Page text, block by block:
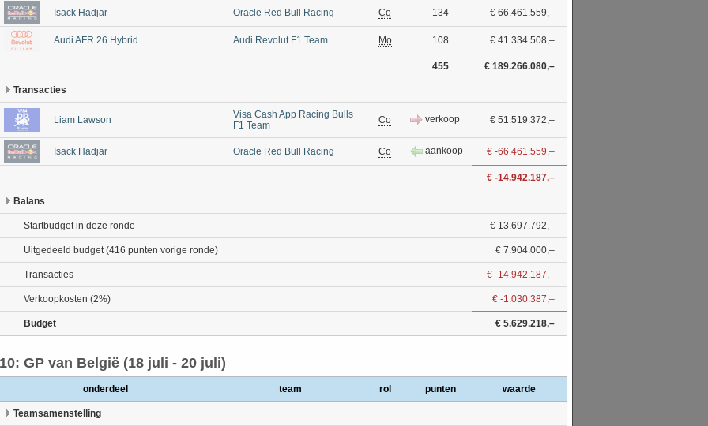
Isack Hadjar Oracle Red Bull Racing Co 134 € 66.461.559,–
Audi AFR 26 Hybrid Audi Revolut F1 Team Mo 108 € 41.334.508,–
455 € 189.266.080,–
Transacties
Liam Lawson
Visa Cash App Racing Bulls
F1 Team
Co verkoop € 51.519.372,–
Isack Hadjar Oracle Red Bull Racing Co aankoop € -66.461.559,–
€ -14.942.187,–
Balans
Startbudget in deze ronde € 13.697.792,–
Uitgedeeld budget (416 punten vorige ronde) € 7.904.000,–
Transacties € -14.942.187,–
Verkoopkosten (2%) € -1.030.387,–
Budget € 5.629.218,–
GP van België (18 juli - 20 juli)
onderdeel team rol punten waarde
Teamsamenstelling